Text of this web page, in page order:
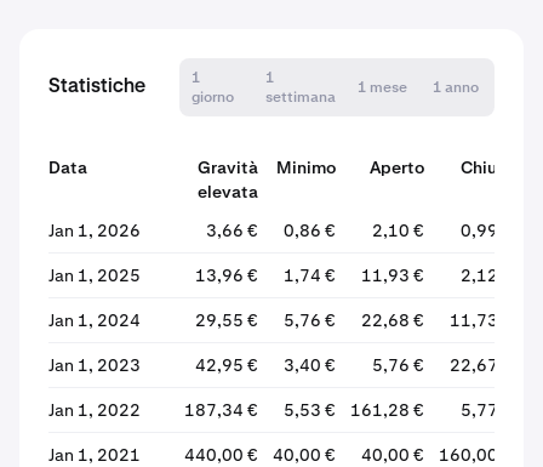
Statistiche
1
giorno
1
settimana
1 mese 1 anno
Data
Gravità
elevata
Minimo Aperto
Chiudi
Jan 1, 2026
3,66 € 0,86 € 2,10 € 0,99 €
Jan 1, 2025 13,96 € 1,74 € 11,93 € 2,12 €
Jan 1, 2024 29,55 € 5,76 € 22,68 € 11,73 €
Jan 1, 2023 42,95 € 3,40 € 5,76 € 22,67 €
Jan 1, 2022 187,34 € 5,53 € 161,28 € 5,77 €
Jan 1, 2021 440,00 € 40,00 € 40,00 € 160,00 €